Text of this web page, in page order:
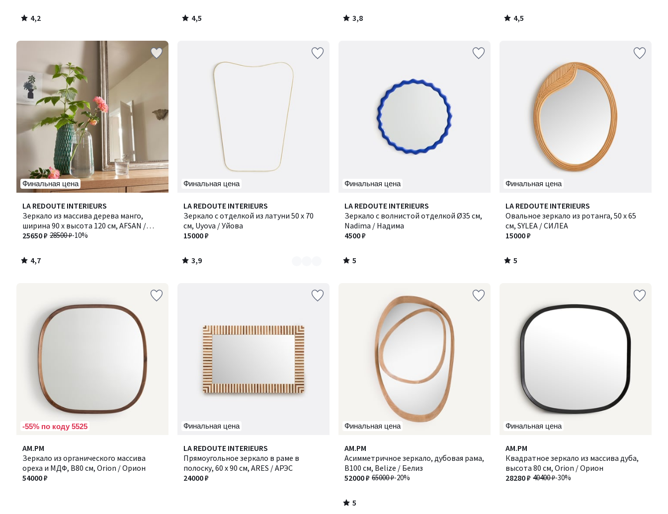
4,2
/
4,5
/
3,8
/
4,5
/
Финальная цена
LA REDOUTE INTERIEURS
Зеркало из массива дерева манго,
ширина 90 x высота 120 см, AFSAN /
АФСАН 28500 ₽-10%
25650 ₽
4,7
/ 5
4,7
/
Финальная цена
LA REDOUTE INTERIEURS
Зеркало с отделкой из латуни 50 x 70
см, Uyova / Уйова
15000 ₽
3,9
/ 5
Количество
цветов:
2
3,9
/
Финальная цена
LA REDOUTE INTERIEURS
Зеркало с волнистой отделкой Ø35 см,
Nadima / Надима
4500 ₽
5
/
5
5
/
Финальная цена
LA REDOUTE INTERIEURS
Овальное зеркало из ротанга, 50 x 65
см, SYLEA / СИЛЕА
15000 ₽
5
/
5
5
/
-55% по коду 5525
AM.PM
Зеркало из органического массива
ореха и МДФ, В80 см, Orion / Орион
54000 ₽
Финальная цена
LA REDOUTE INTERIEURS
Прямоугольное зеркало в раме в
полоску, 60 x 90 см, ARES / АРЭС
24000 ₽
Финальная цена
AM.PM
Асимметричное зеркало, дубовая рама,
В100 см, Belize / Белиз
65000 ₽-20%
52000 ₽
5
/
5
5
/
Финальная цена
AM.PM
Квадратное зеркало из массива дуба,
высота 80 см, Orion / Орион
40400 ₽-30%
28280 ₽